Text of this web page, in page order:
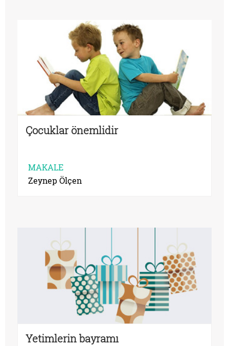
Çocuklar önemlidir
MAKALE
Zeynep Ölçen
Yetimlerin bayramı